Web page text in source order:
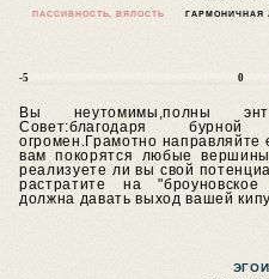
ПАССИВНОСТЬ, ВЯЛОСТЬ ГАРМОНИЧНАЯ
-5 0
Вы неутомимы,полны
Совет:благодаря
огромен.Грамотно направляйте
вам покорятся любые
реализуете ли вы свой
растратите на
должна давать выход вашей